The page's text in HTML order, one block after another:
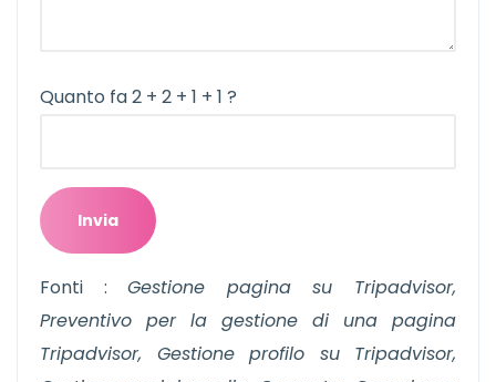
Quanto fa 2 + 2 + 1 + 1 ?
Fonti :Gestione pagina su Tripadvisor,
Preventivo per la gestione di una pagina
Tripadvisor, Gestione profilo su Tripadvisor,